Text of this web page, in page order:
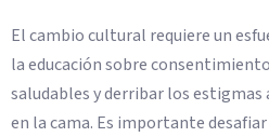
El cambio cultural requiere un
la educación sobre
saludables y derribar los estigmas
en la cama. Es importante